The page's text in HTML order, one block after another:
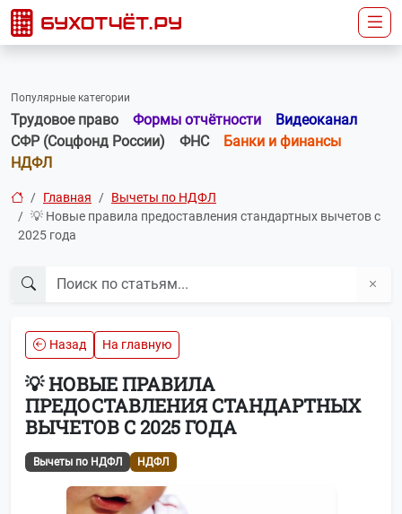
Популярные категории
Трудовое право Формы отчётности
Видеоканал
СФР (Соцфонд России)
ФНС
Банки и финансы
НДФЛ
Главная
Вычеты по НДФЛ
💡 Новые правила предоставления стандартных вычетов с
2025 года
Назад На главную
💡 НОВЫЕ ПРАВИЛА
ПРЕДОСТАВЛЕНИЯ СТАНДАРТНЫХ
ВЫЧЕТОВ С 2025 ГОДА
Вычеты по НДФЛ НДФЛ